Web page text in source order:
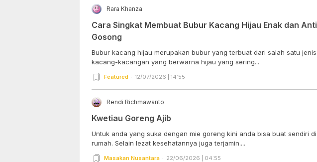
Rara Khanza
Cara Singkat Membuat Bubur Kacang Hijau Enak dan Anti
Gosong
Bubur kacang hijau merupakan bubur yang terbuat dari salah satu jenis
kacang-kacangan yang berwarna hijau yang sering...
Featured 12/07/2026 | 14:55
Rendi Richmawanto
Kwetiau Goreng Ajib
Untuk anda yang suka dengan mie goreng kini anda bisa buat sendiri di
rumah. Selain lezat kesehatannya juga terjamin....
Masakan Nusantara 22/06/2026 | 04:55